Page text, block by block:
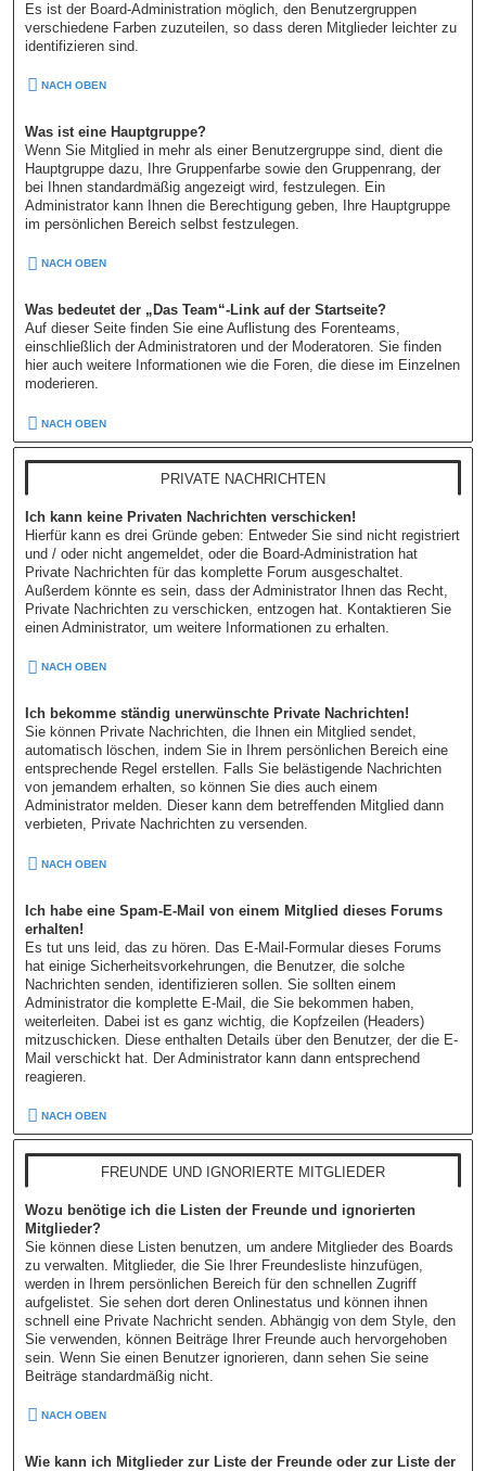
Es ist der Board-Administration möglich, den Benutzergruppen
verschiedene Farben zuzuteilen, so dass deren Mitglieder leichter zu
identifizieren sind.
NACH OBEN
Was ist eine Hauptgruppe?
Wenn Sie Mitglied in mehr als einer Benutzergruppe sind, dient die
Hauptgruppe dazu, Ihre Gruppenfarbe sowie den Gruppenrang, der
bei Ihnen standardmäßig angezeigt wird, festzulegen. Ein
Administrator kann Ihnen die Berechtigung geben, Ihre Hauptgruppe
im persönlichen Bereich selbst festzulegen.
NACH OBEN
Was bedeutet der „Das Team“-Link auf der Startseite?
Auf dieser Seite finden Sie eine Auflistung des Forenteams,
einschließlich der Administratoren und der Moderatoren. Sie finden
hier auch weitere Informationen wie die Foren, die diese im Einzelnen
moderieren.
NACH OBEN
PRIVATE NACHRICHTEN
Ich kann keine Privaten Nachrichten verschicken!
Hierfür kann es drei Gründe geben: Entweder Sie sind nicht registriert
und / oder nicht angemeldet, oder die Board-Administration hat
Private Nachrichten für das komplette Forum ausgeschaltet.
Außerdem könnte es sein, dass der Administrator Ihnen das Recht,
Private Nachrichten zu verschicken, entzogen hat. Kontaktieren Sie
einen Administrator, um weitere Informationen zu erhalten.
NACH OBEN
Ich bekomme ständig unerwünschte Private Nachrichten!
Sie können Private Nachrichten, die Ihnen ein Mitglied sendet,
automatisch löschen, indem Sie in Ihrem persönlichen Bereich eine
entsprechende Regel erstellen. Falls Sie belästigende Nachrichten
von jemandem erhalten, so können Sie dies auch einem
Administrator melden. Dieser kann dem betreffenden Mitglied dann
verbieten, Private Nachrichten zu versenden.
NACH OBEN
Ich habe eine Spam-E-Mail von einem Mitglied dieses Forums
erhalten!
Es tut uns leid, das zu hören. Das E-Mail-Formular dieses Forums
hat einige Sicherheitsvorkehrungen, die Benutzer, die solche
Nachrichten senden, identifizieren sollen. Sie sollten einem
Administrator die komplette E-Mail, die Sie bekommen haben,
weiterleiten. Dabei ist es ganz wichtig, die Kopfzeilen (Headers)
mitzuschicken. Diese enthalten Details über den Benutzer, der die E-
Mail verschickt hat. Der Administrator kann dann entsprechend
reagieren.
NACH OBEN
FREUNDE UND IGNORIERTE MITGLIEDER
Wozu benötige ich die Listen der Freunde und ignorierten
Mitglieder?
Sie können diese Listen benutzen, um andere Mitglieder des Boards
zu verwalten. Mitglieder, die Sie Ihrer Freundesliste hinzufügen,
werden in Ihrem persönlichen Bereich für den schnellen Zugriff
aufgelistet. Sie sehen dort deren Onlinestatus und können ihnen
schnell eine Private Nachricht senden. Abhängig von dem Style, den
Sie verwenden, können Beiträge Ihrer Freunde auch hervorgehoben
sein. Wenn Sie einen Benutzer ignorieren, dann sehen Sie seine
Beiträge standardmäßig nicht.
NACH OBEN
Wie kann ich Mitglieder zur Liste der Freunde oder zur Liste der